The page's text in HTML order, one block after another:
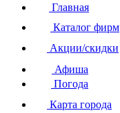
Главная
Каталог фирм
Акции/скидки
Афиша
Погода
Карта города